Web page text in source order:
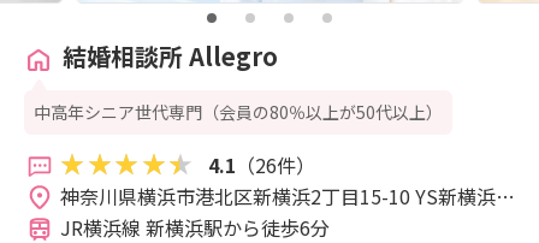
結婚相談所 Allegro
中高年シニア世代専門（会員の80％以上が50代以上）
4.1 （26件）
神奈川県横浜市港北区新横浜2丁目15-10 YS新横浜ビ
ル5-28
JR横浜線 新横浜駅から徒歩6分